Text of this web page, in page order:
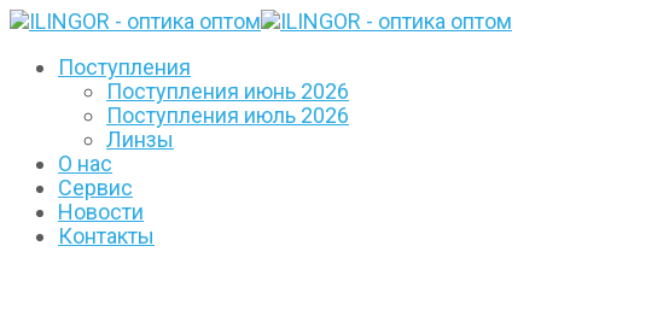
Поступления
Поступления июнь 2026
Поступления июль 2026
Линзы
О нас
Сервис
Новости
Контакты